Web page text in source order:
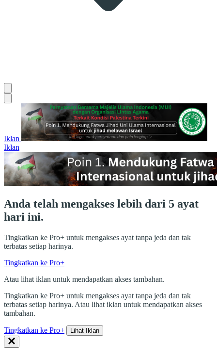
Iklan
Iklan
Anda telah mengakses lebih dari 5 ayat
hari ini.
Tingkatkan ke Pro+ untuk mengakses ayat tanpa jeda dan tak
terbatas setiap harinya.
Tingkatkan ke Pro+
Atau lihat iklan untuk mendapatkan akses tambahan.
Tingkatkan ke Pro+ untuk mengakses ayat tanpa jeda dan tak
terbatas setiap harinya. Atau lihat iklan untuk mendapatkan akses
tambahan.
Tingkatkan ke Pro+ Lihat Iklan